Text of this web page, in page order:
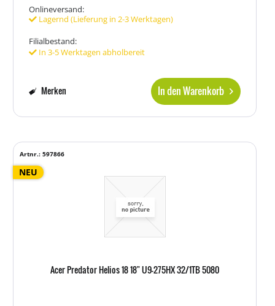
Onlineversand:
Lagernd (Lieferung in 2-3 Werktagen)
Filialbestand:
In 3-5 Werktagen abholbereit
In den Warenkorb
Merken
NEU
Acer Predator Helios 18 18" U9-275HX 32/1TB 5080
Artnr.: 597866